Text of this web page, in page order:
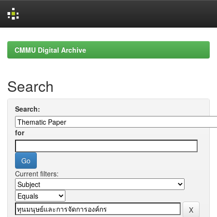
navigationCMMU Digital Archive
Search
Search:
for
Current filters: